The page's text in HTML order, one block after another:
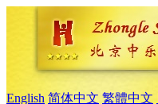
English 简体中文 繁體中文